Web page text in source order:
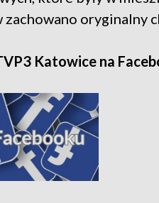
oryginalny
Katowice na